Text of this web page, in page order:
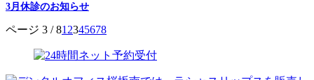
3月休診のお知らせ
ページ 3 / 81 2345678